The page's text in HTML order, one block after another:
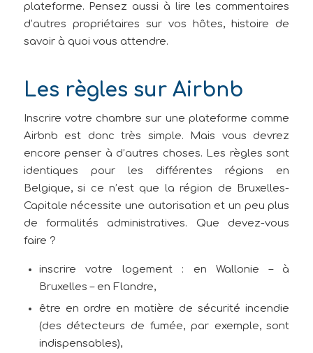
plateforme. Pensez aussi à lire les commentaires
d’autres propriétaires sur vos hôtes, histoire de
savoir à quoi vous attendre.
Les règles sur Airbnb
Inscrire votre chambre sur une plateforme comme
Airbnb est donc très simple. Mais vous devrez
encore penser à d’autres choses. Les règles sont
identiques pour les différentes régions en
Belgique, si ce n’est que la région de Bruxelles-
Capitale nécessite une autorisation et un peu plus
de formalités administratives. Que devez-vous
faire ?
inscrire votre logement : en Wallonie – à
Bruxelles – en Flandre,
être en ordre en matière de sécurité incendie
(des détecteurs de fumée, par exemple, sont
indispensables),